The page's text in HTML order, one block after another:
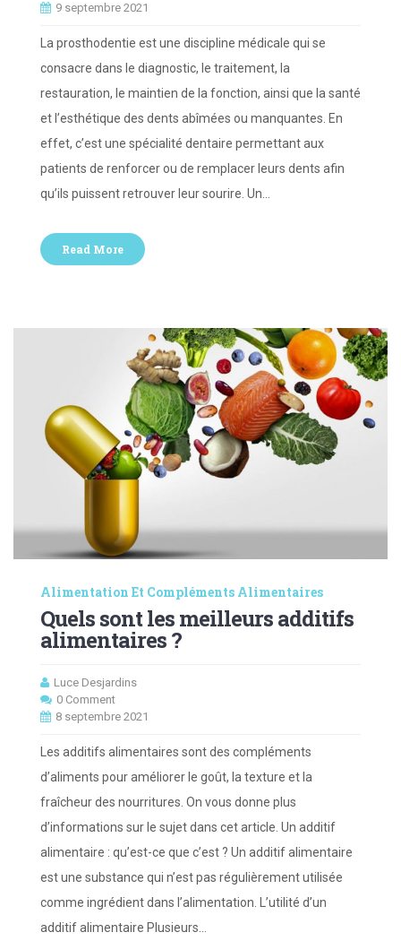
9 septembre 2021
La prosthodentie est une discipline médicale qui se
consacre dans le diagnostic, le traitement, la
restauration, le maintien de la fonction, ainsi que la santé
et l’esthétique des dents abîmées ou manquantes. En
effet, c’est une spécialité dentaire permettant aux
patients de renforcer ou de remplacer leurs dents afin
qu’ils puissent retrouver leur sourire. Un…
Read More
Alimentation Et Compléments Alimentaires
Quels sont les meilleurs additifs
alimentaires ?
Luce Desjardins
0 Comment
8 septembre 2021
Les additifs alimentaires sont des compléments
d’aliments pour améliorer le goût, la texture et la
fraîcheur des nourritures. On vous donne plus
d’informations sur le sujet dans cet article. Un additif
alimentaire : qu’est-ce que c’est ? Un additif alimentaire
est une substance qui n’est pas régulièrement utilisée
comme ingrédient dans l’alimentation. L’utilité d’un
additif alimentaire Plusieurs…